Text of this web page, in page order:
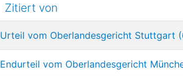
Zitiert von
Urteil vom Oberlandesgericht Stuttgart
Endurteil vom Oberlandesgericht